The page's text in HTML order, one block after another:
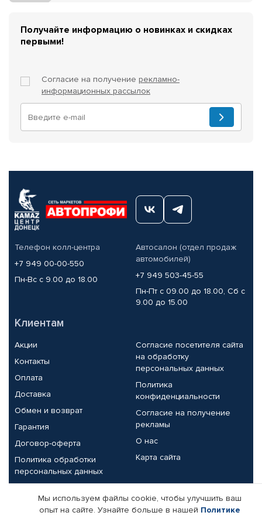
Получайте информацию о новинках и скидках
первыми!
Согласие на получение рекламно-
информационных рассылок
Телефон колл-центра
+7 949 00-00-550
Пн-Вс с 9.00 до 18.00
Автосалон (отдел продаж
автомобилей)
+7 949 503-45-55
Пн-Пт с 09.00 до 18.00, Сб с
9.00 до 15.00
Клиентам
Акции
Контакты
Оплата
Доставка
Обмен и возврат
Гарантия
Договор-оферта
Политика обработки
персональных данных
Согласие посетителя сайта
на обработку
персональных данных
Политика
конфиденциальности
Согласие на получение
рекламы
О нас
Карта сайта
Партнерам
Мы используем файлы cookie, чтобы улучшить ваш
опыт на сайте. Узнайте больше в нашей Политике